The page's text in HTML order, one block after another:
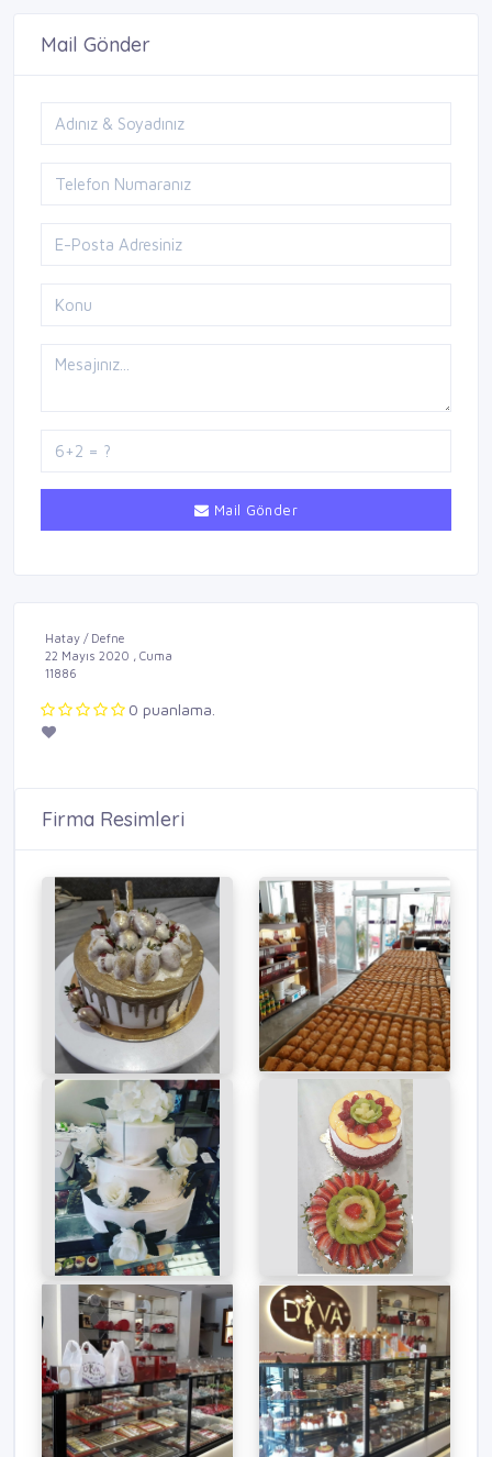
Mail Gönder
Mail Gönder
Hatay / Defne
22 Mayıs 2020 , Cuma
11886
0 puanlama.
Firma Resimleri